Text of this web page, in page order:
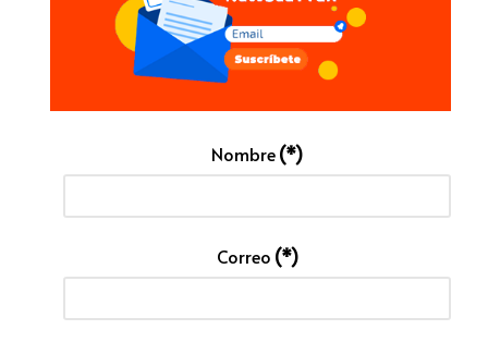
Nombre(*)
Correo (*)